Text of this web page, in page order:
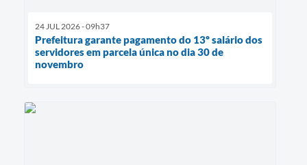
24 JUL 2026 - 09h37
Prefeitura garante pagamento do 13º salário dos
servidores em parcela única no dia 30 de
novembro